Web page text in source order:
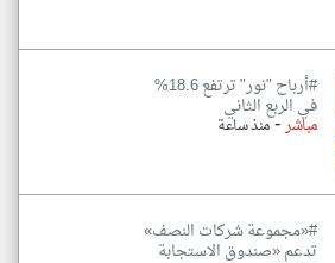
#أرباح "نور" ترتفع 18.6%
في الربع الثاني
مباشر-منذ ساعة
#«مجموعة شركات النصف»
تدعم «صندوق الاستجابة